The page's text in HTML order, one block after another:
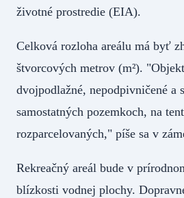
životné prostredie (EIA).
Celková rozloha areálu má byť
štvorcových metrov (m²).
dvojpodlažné, nepodpivničené a
samostatných pozemkoch, na
rozparcelovaných," píše sa v
Rekreačný areál bude v
blízkosti vodnej plochy.